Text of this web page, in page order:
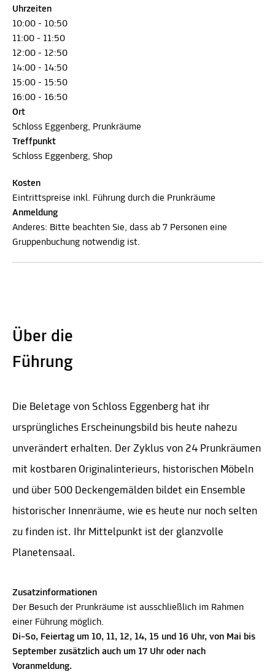
Uhrzeiten
10:00 - 10:50
11:00 - 11:50
12:00 - 12:50
14:00 - 14:50
15:00 - 15:50
16:00 - 16:50
Ort
Schloss Eggenberg, Prunkräume
Treffpunkt
Schloss Eggenberg, Shop
Kosten
Eintrittspreise inkl. Führung durch die Prunkräume
Anmeldung
Anderes: Bitte beachten Sie, dass ab 7 Personen eine
Gruppenbuchung notwendig ist.
Über die
Führung
Die Beletage von Schloss Eggenberg hat ihr
ursprüngliches Erscheinungsbild bis heute nahezu
unverändert erhalten. Der Zyklus von 24 Prunkräumen
mit kostbaren Originalinterieurs, historischen Möbeln
und über 500 Deckengemälden bildet ein Ensemble
historischer Innenräume, wie es heute nur noch selten
zu finden ist. Ihr Mittelpunkt ist der glanzvolle
Planetensaal.
Zusatzinformationen
Der Besuch der Prunkräume ist ausschließlich im Rahmen
einer Führung möglich.
Di–So, Feiertag um 10, 11, 12, 14, 15 und 16 Uhr, von Mai bis
September zusätzlich auch um 17 Uhr oder nach
Voranmeldung.